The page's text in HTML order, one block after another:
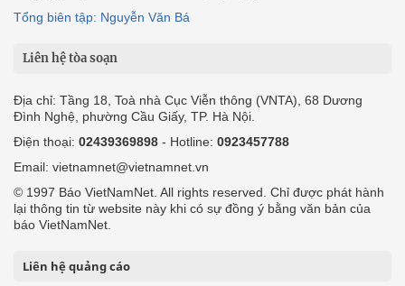
Tổng biên tập: Nguyễn Văn Bá
Liên hệ tòa soạn
Địa chỉ: Tầng 18, Toà nhà Cục Viễn thông (VNTA), 68 Dương
Đình Nghệ, phường Cầu Giấy, TP. Hà Nội.
Điện thoại: 02439369898 - Hotline: 0923457788
Email: vietnamnet@vietnamnet.vn
© 1997 Báo VietNamNet. All rights reserved. Chỉ được phát hành
lại thông tin từ website này khi có sự đồng ý bằng văn bản của
báo VietNamNet.
Liên hệ quảng cáo